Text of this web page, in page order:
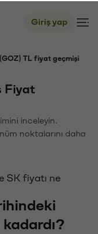
Giriş yap
TL fiyat geçmişi
Fiyat
inceleyin.
noktalarını daha
SK fiyatı ne